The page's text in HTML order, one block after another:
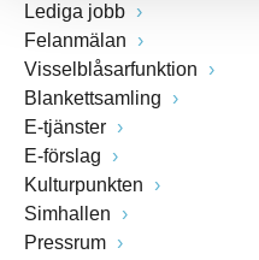
Lediga jobb
Felanmälan
Visselblåsarfunktion
Blankettsamling
E-tjänster
E-förslag
Kulturpunkten
Simhallen
Pressrum